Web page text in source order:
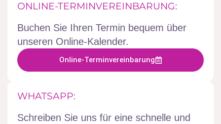
ONLINE-TERMINVEREINBARUNG:
Buchen Sie Ihren Termin bequem über
unseren Online-Kalender.
Online-Terminvereinbarung
WHATSAPP:
Schreiben Sie uns für eine schnelle und